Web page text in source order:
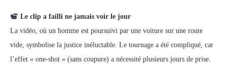
Le clip a failli ne jamais voir le jour
La vidéo, où un homme est poursuivi par une voiture sur une route
vide, symbolise la justice inéluctable. Le tournage a été compliqué, car
l’effet « one-shot » (sans coupure) a nécessité plusieurs jours de prise.